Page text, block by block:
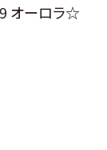
オーロラ☆